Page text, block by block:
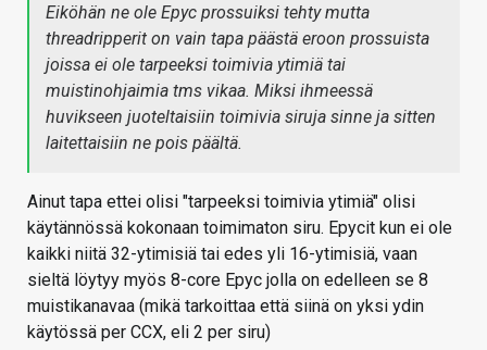
Eiköhän ne ole Epyc prossuiksi tehty mutta
threadripperit on vain tapa päästä eroon prossuista
joissa ei ole tarpeeksi toimivia ytimiä tai
muistinohjaimia tms vikaa. Miksi ihmeessä
huvikseen juoteltaisiin toimivia siruja sinne ja sitten
laitettaisiin ne pois päältä.
Ainut tapa ettei olisi "tarpeeksi toimivia ytimiä" olisi
käytännössä kokonaan toimimaton siru. Epycit kun ei ole
kaikki niitä 32-ytimisiä tai edes yli 16-ytimisiä, vaan
sieltä löytyy myös 8-core Epyc jolla on edelleen se 8
muistikanavaa (mikä tarkoittaa että siinä on yksi ydin
käytössä per CCX, eli 2 per siru)